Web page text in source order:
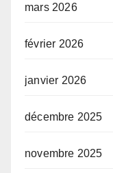
mars 2026
février 2026
janvier 2026
décembre 2025
novembre 2025